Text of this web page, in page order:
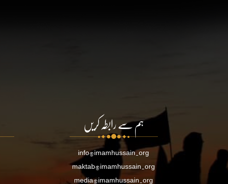
ہم سے رابطہ کریں
info@imamhussain.org
maktab@imamhussain.org
media@imamhussain.org